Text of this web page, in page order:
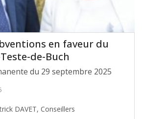
en faveur du
de-Buch
du 29 septembre 2025
DAVET, Conseillers